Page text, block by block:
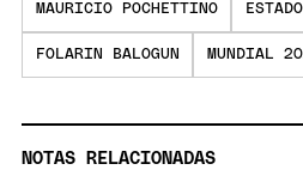
MAURICIO POCHETTINO
FOLARIN BALOGUN MUNDIAL
NOTAS RELACIONADAS